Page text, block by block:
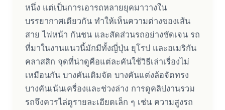
หนึ่ง แต่เป็นการเอารถหลายยุคมาวางใน
บรรยากาศเดียวกัน ทำให้เห็นความต่างของเส้น
สาย ไฟหน้า กันชน และสัดส่วนรถอย่างชัดเจน รถ
ที่มาในงานแนวนี้มักมีทั้งญี่ปุ่น ยุโรป และอเมริกัน
คลาสสิก จุดที่น่าดูคือแต่ละคันใช้วิธีเล่าเรื่องไม่
เหมือนกัน บางคันเดิมจัด บางคันแต่งล้อจัดทรง
บางคันเน้นเครื่องและช่วงล่าง การดูคลิปงานรวม
รถจึงควรไล่ดูรายละเอียดเล็ก ๆ เช่น ความสูงรถ